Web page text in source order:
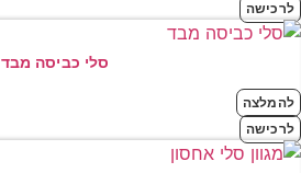
לרכישה
סלי כביסה מבד
להמלצה
לרכישה